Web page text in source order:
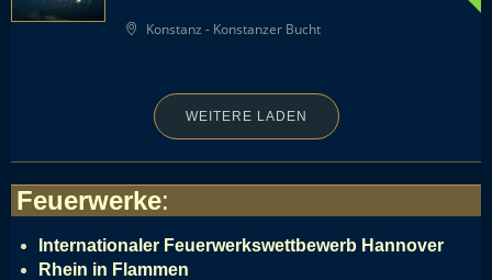
Konstanz - Konstanzer Bucht
WEITERE LADEN
Feuerwerke:
Internationaler Feuerwerkswettbewerb Hannover
Rhein in Flammen